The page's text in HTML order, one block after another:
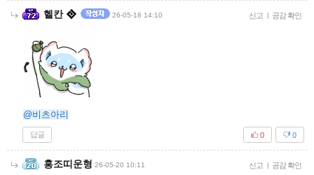
헬칸 26-05-18 14:10 신고 | 공감 확인
@비츠아리
답글 0
0
홍조띠운형 26-05-20 10:11 신고 | 공감 확인